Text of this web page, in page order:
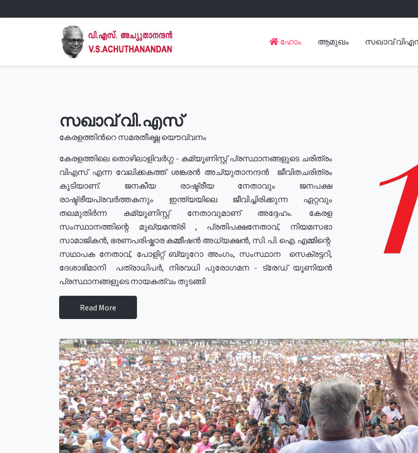
ഹോം ആമുഖം സഖാവ്
സഖാവ് വി.എസ്
കേരളത്തിൻറെ സമരതീക്ഷ്ണ യൌവ്വനം
കേരളത്തിലെ തൊഴിലാളിവർഗ്ഗ - കമ്യൂണിസ്റ്റ് പ്രസ്ഥാനങ്ങളുടെ ചരിത്രം
വിഎസ് എന്ന വേലിക്കകത്ത് ശങ്കരൻ അച്യുതാനന്ദൻ ജീവിതചരിത്രം
കൂടിയാണ്. ജനകീയ രാഷ്ട്രീയ നേതാവും ജനപക്ഷ
രാഷ്ട്രീയപ്രവർത്തകനും ഇന്ത്യയിലെ ജീവിച്ചിരിക്കുന്ന ഏറ്റവും
തലമുതിർന്ന കമ്യൂണിസ്റ്റ് നേതാവുമാണ് അദ്ദേഹം. കേരള
സംസ്ഥാനത്തിന്റെ മുഖ്യമന്ത്രി , പ്രതിപക്ഷനേതാവ്, നിയമസഭാ
സാമാജികൻ, ഭരണപരിഷ്കാര കമ്മീഷൻ അധ്യക്ഷൻ, സി. പി. ഐ. എമ്മിന്റെ
സഥാപക നേതാവ്, പോളിറ്റ് ബ്യുറോ അംഗം, സംസ്ഥാന സെക്രട്ടറി,
ദേശാഭിമാനി പത്രാധിപർ, നിരവധി പുരോഗമന - ട്രേഡ് യൂണിയൻ
പ്രസ്ഥാനങ്ങളുടെ നായകത്വം തുടങ്ങി
Read More